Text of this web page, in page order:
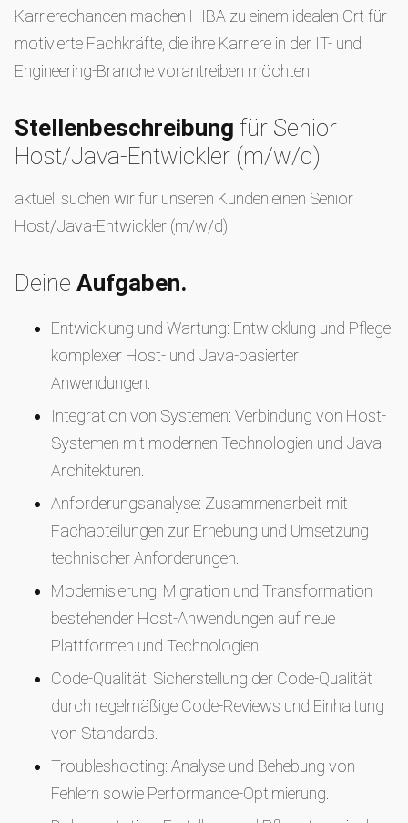
Karrierechancen machen HIBA zu einem idealen Ort für
motivierte Fachkräfte, die ihre Karriere in der IT- und
Engineering-Branche vorantreiben möchten.
Stellenbeschreibung für Senior
Host/Java-Entwickler (m/w/d)
aktuell suchen wir für unseren Kunden einen Senior
Host/Java-Entwickler (m/w/d)
Deine Aufgaben.
Entwicklung und Wartung: Entwicklung und Pflege
komplexer Host- und Java-basierter
Anwendungen.
Integration von Systemen: Verbindung von Host-
Systemen mit modernen Technologien und Java-
Architekturen.
Anforderungsanalyse: Zusammenarbeit mit
Fachabteilungen zur Erhebung und Umsetzung
technischer Anforderungen.
Modernisierung: Migration und Transformation
bestehender Host-Anwendungen auf neue
Plattformen und Technologien.
Code-Qualität: Sicherstellung der Code-Qualität
durch regelmäßige Code-Reviews und Einhaltung
von Standards.
Troubleshooting: Analyse und Behebung von
Fehlern sowie Performance-Optimierung.